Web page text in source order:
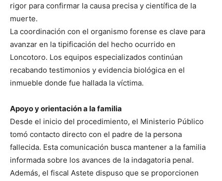
rigor para confirmar la causa precisa y científica de la
muerte.
La coordinación con el organismo forense es clave para
avanzar en la tipificación del hecho ocurrido en
Loncotoro. Los equipos especializados continúan
recabando testimonios y evidencia biológica en el
inmueble donde fue hallada la víctima.
Apoyo y orientación a la familia
Desde el inicio del procedimiento, el Ministerio Público
tomó contacto directo con el padre de la persona
fallecida. Esta comunicación busca mantener a la familia
informada sobre los avances de la indagatoria penal.
Además, el fiscal Astete dispuso que se proporcionen